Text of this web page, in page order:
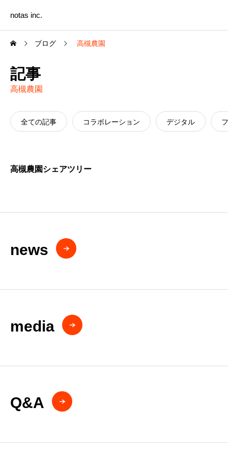
notas inc.
ブログ 高槻農園
記事
高槻農園
全ての記事 コラボレーション デジタル
高槻農園シェアツリー
news
media
Q&A